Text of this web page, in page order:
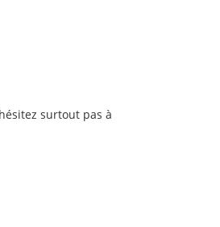
surtout pas à